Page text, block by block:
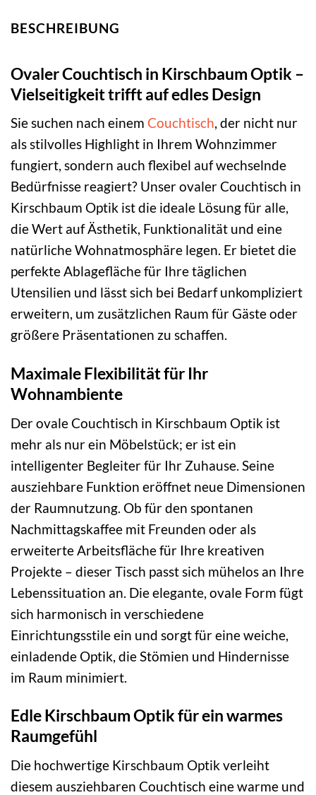
BESCHREIBUNG
Ovaler Couchtisch in Kirschbaum Optik –
Vielseitigkeit trifft auf edles Design
Sie suchen nach einem Couchtisch, der nicht nur
als stilvolles Highlight in Ihrem Wohnzimmer
fungiert, sondern auch flexibel auf wechselnde
Bedürfnisse reagiert? Unser ovaler Couchtisch in
Kirschbaum Optik ist die ideale Lösung für alle,
die Wert auf Ästhetik, Funktionalität und eine
natürliche Wohnatmosphäre legen. Er bietet die
perfekte Ablagefläche für Ihre täglichen
Utensilien und lässt sich bei Bedarf unkompliziert
erweitern, um zusätzlichen Raum für Gäste oder
größere Präsentationen zu schaffen.
Maximale Flexibilität für Ihr
Wohnambiente
Der ovale Couchtisch in Kirschbaum Optik ist
mehr als nur ein Möbelstück; er ist ein
intelligenter Begleiter für Ihr Zuhause. Seine
ausziehbare Funktion eröffnet neue Dimensionen
der Raumnutzung. Ob für den spontanen
Nachmittagskaffee mit Freunden oder als
erweiterte Arbeitsfläche für Ihre kreativen
Projekte – dieser Tisch passt sich mühelos an Ihre
Lebenssituation an. Die elegante, ovale Form fügt
sich harmonisch in verschiedene
Einrichtungsstile ein und sorgt für eine weiche,
einladende Optik, die Stömien und Hindernisse
im Raum minimiert.
Edle Kirschbaum Optik für ein warmes
Raumgefühl
Die hochwertige Kirschbaum Optik verleiht
diesem ausziehbaren Couchtisch eine warme und